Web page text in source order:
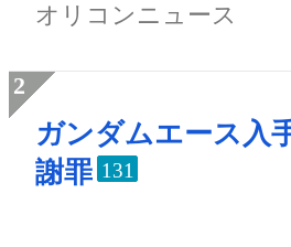
オリコンニュース
ガンダムエース入
謝罪 131